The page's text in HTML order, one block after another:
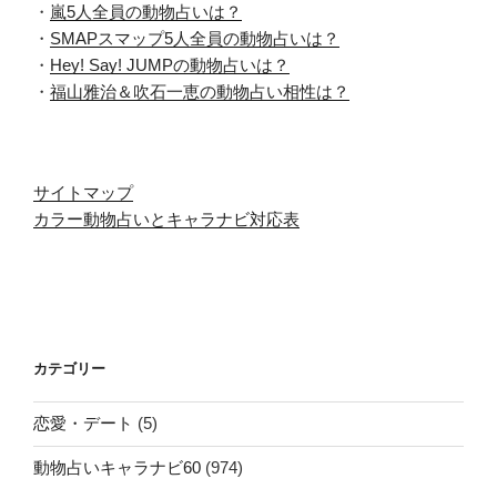
・ 嵐5人全員の動物占いは？
・ SMAPスマップ5人全員の動物占いは？
・ Hey! Say! JUMPの動物占いは？
・ 福山雅治＆吹石一恵の動物占い相性は？
サイトマップ
カラー動物占いとキャラナビ対応表
カテゴリー
恋愛・デート (5)
動物占いキャラナビ60 (974)